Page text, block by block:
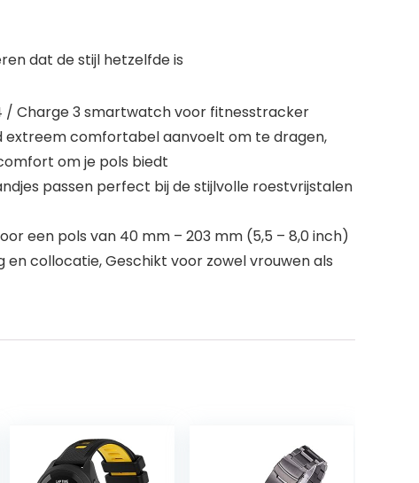
dat de stijl hetzelfde is
Charge 3 smartwatch voor fitnesstracker
extreem comfortabel aanvoelt om te dragen,
om je pols biedt
passen perfect bij de stijlvolle roestvrijstalen
een pols van 40 mm – 203 mm (5,5 – 8,0 inch)
collocatie, Geschikt voor zowel vrouwen als